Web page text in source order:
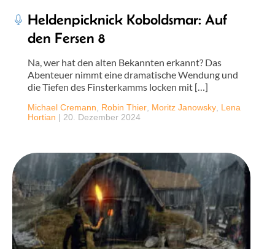
Heldenpicknick Koboldsmar: Auf
den Fersen 8
Na, wer hat den alten Bekannten erkannt? Das
Abenteuer nimmt eine dramatische Wendung und
die Tiefen des Finsterkamms locken mit […]
Michael Cremann Robin Thier Moritz Janowsky Lena
Hortian | 20. Dezember 2024